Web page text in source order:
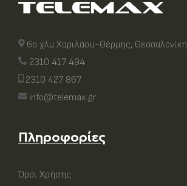
6ο χλμ Χαριλάου-Θέρμης, Θεσσαλονίκη
2310 417 494
2310 427 867
info@telemax.gr
Πληροφορίες
Όροι Χρήσης